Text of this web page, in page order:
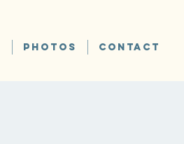
PHOTOS CONTACT